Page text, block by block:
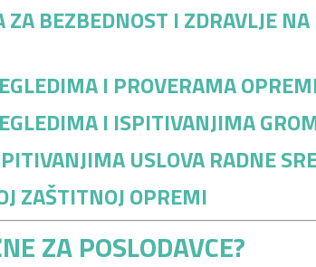
BEZBEDNOST I ZDRAVLJE
I PROVERAMA
I ISPITIVANJIMA
USLOVA RADNE
ZAŠTITNOJ OPREMI
ZA POSLODAVCE?